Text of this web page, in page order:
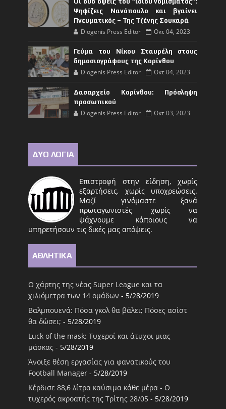
Ψηφίζεις Νανόπουλο και βγαίνει
Πνευματικός – Της Τζένης Σουκαρά
Diogenis Press Editor Οκτ 04, 2023
Γεύμα του Νίκου Σταυρέλη στους
δημοσιογράφους της Κορίνθου
Diogenis Press Editor Οκτ 04, 2023
Δασαρχείο Κορίνθου: Πρόσληψη
προσωπικού
Diogenis Press Editor Οκτ 03, 2023
ΔΥΟ ΛΟΓΙΑ
Επιστροφή στην είδηση, χωρίς
εξαρτήσεις, χωρίς υποχρεώσεις.
Μαζί γινόμαστε ξανά
πρωταγωνιστές χωρίς να
ψάχνουμε κάποιους να
υπηρετήσουν τις δικές μας απόψεις.
ΑΘΛΗΤΙΚΑ
Ο χάρτης της νέας Super League και τα
χιλιόμετρα των 14 ομάδων - 5/28/2019
Βαλμπουενά: Πόσα γκολ θα βάλει; Πόσες ασίστ
θα δώσει; - 5/28/2019
Luck of the mask: Τυχεροί και άτυχοι μιας
μάσκας - 5/28/2019
Άνοιξε θέση εργασίας για φανατικούς του
Football Μanager - 5/28/2019
Κέρδισε 88,6 λίτρα καύσιμα κάθε μέρα - Ο
τυχερός ακροατής της Τρίτης 28/05 - 5/28/2019